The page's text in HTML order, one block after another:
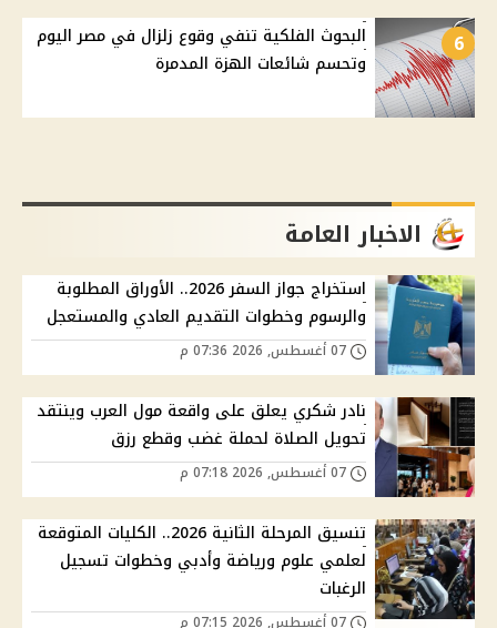
6
البحوث الفلكية تنفي وقوع زلزال في مصر اليوم
وتحسم شائعات الهزة المدمرة
الاخبار العامة
استخراج جواز السفر 2026.. الأوراق المطلوبة
والرسوم وخطوات التقديم العادي والمستعجل
نادر شكري يعلق على واقعة مول العرب وينتقد
تحويل الصلاة لحملة غضب وقطع رزق
تنسيق المرحلة الثانية 2026.. الكليات المتوقعة
لعلمي علوم ورياضة وأدبي وخطوات تسجيل
الرغبات